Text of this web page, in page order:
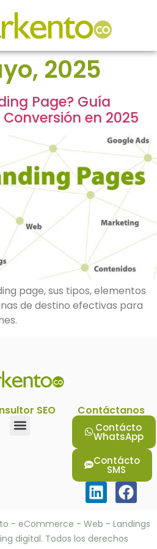
2025
Page? Guía
en 2025
page, sus tipos, elementos
de destino efectivas para
SEO Contáctanos
Contácto
WhatsApp
Contácto
SMS
- eCommerce - Web - Landings
digital. Todos los derechos